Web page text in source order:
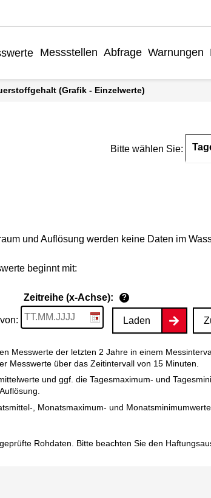
Messstellen Abfrage Warnungen
(Grafik - Einzelwerte)
Bitte wählen Sie:
und Auflösung werden keine Daten im
beginnt mit:
Zeitreihe (x-Achse): ?
von: Laden
Messwerte der letzten 2 Jahre in einem
Messwerte über das Zeitintervall von 15 Minuten.
und ggf. die Tagesmaximum- und
, Monatsmaximum- und
Rohdaten. Bitte beachten Sie den